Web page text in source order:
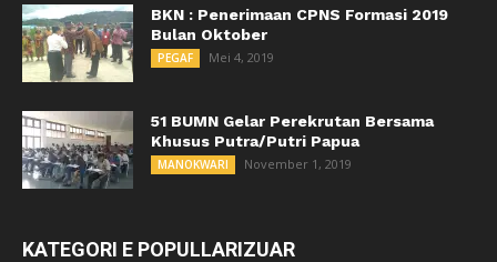
BKN : Penerimaan CPNS Formasi 2019
Bulan Oktober
PEGAF Mei 4, 2019
51 BUMN Gelar Perekrutan Bersama
Khusus Putra/Putri Papua
MANOKWARI November 1, 2019
KATEGORI E POPULLARIZUAR